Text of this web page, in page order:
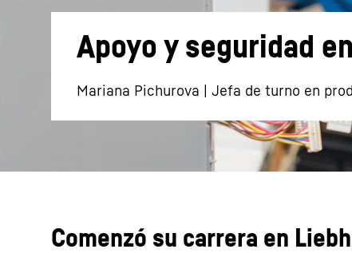
Apoyo y seguridad
Mariana Pichurova | Jefa de turno en
Comenzó su carrera en